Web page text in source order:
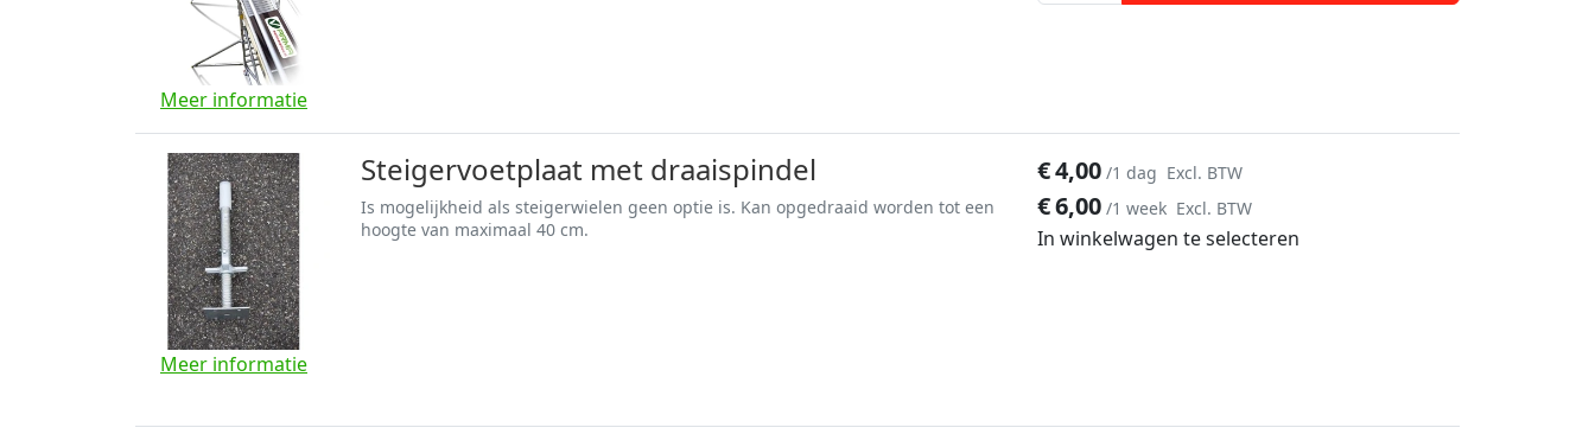
Meer informatie
Meer informatie
€4,00 /1 dag Excl. BTW
€6,00 /1 week Excl. BTW
In winkelwagen te selecteren
Steigervoetplaat met draaispindel
Is mogelijkheid als steigerwielen geen optie is. Kan opgedraaid worden tot een
hoogte van maximaal 40 cm.